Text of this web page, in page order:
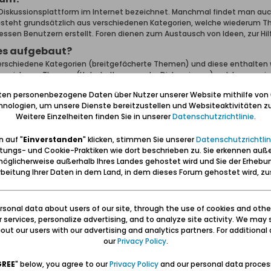
im Internet bezeichnet. Manchmal findet man
grundsätzlich aus verschiedenen Kategorien, welche wiederum
Benutzern erstellt. Foren dienen zum Austausch von Ideen, zur
aufgebaut?
Kategorien (breitgefächerte Themen) und diese
sich nun Themen (Unterhaltungen oder Diskussionen) welche aus
man auf der Startseite eine Liste der Kategorien und Foren inklusive
Blick, welcher Benutzer den neuesten Beitrag erstellt hat. Als
Beiträge, Bilder oder geteilte Inhalte.
zurecht?
eines Forums klickst, wird dir eine Liste der darin enthaltenen
im Forum oder zwischen Gästen. Jedes Thema beginnt mit einem
zu starten, klicke auf die Schaltfläche+ Neues Thema(du benötigst
verschiedene Art und Weise sortiert werden. Standardmäßig wird
kann auch das Thema mit den meisten Antworten zu Beginn
auf "Filter". Damit werden verschiedene Optionen angezeigt.
Themen
gibt, als pro Seite angezeigt werden können, wird ein Feld namens
personenbezogene Daten über Nutzer unserer Website mithilfe von
um unsere Dienste bereitzustellen und Websiteaktivitäten
Weitere Einzelheiten finden Sie in unsererDatenschutzrichtlinie.
auf "Einverstanden" klicken, stimmen Sie unserer
und Cookie-Praktiken wie dort beschrieben zu. Sie erkennen
außerhalb Ihres Landes gehostet wird und Sie der
Ihrer Daten in dem Land, in dem dieses Forum gehostet wird,
data about users of our site, through the use of cookies and
services, personalize advertising, and to analyze site activity. We may
our users with our advertising and analytics partners. For additional
ourPrivacy Policy.
" below, you agree to ourPrivacy Policyand our personal data